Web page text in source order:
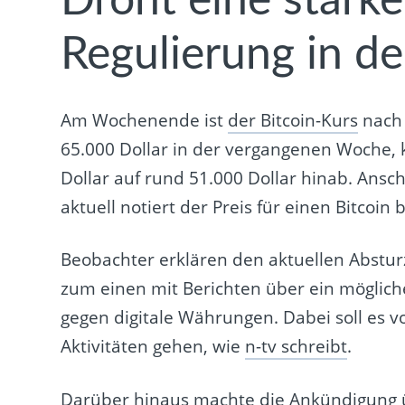
Regulierung in
Am Wochenende ist der Bitcoin-Kurs
65.000 Dollar in der vergangenen
Dollar auf rund 51.000 Dollar hinab.
aktuell notiert der Preis für einen Bitcoin
Beobachter erklären den aktuellen
zum einen mit Berichten über ein
gegen digitale Währungen. Dabei soll es
Aktivitäten gehen, wie n-tv schreibt.
Darüber hinaus machte die